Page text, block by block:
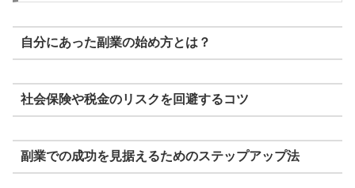
自分にあった副業の始め方とは？
社会保険や税金のリスクを回避するコツ
副業での成功を見据えるためのステップアップ法